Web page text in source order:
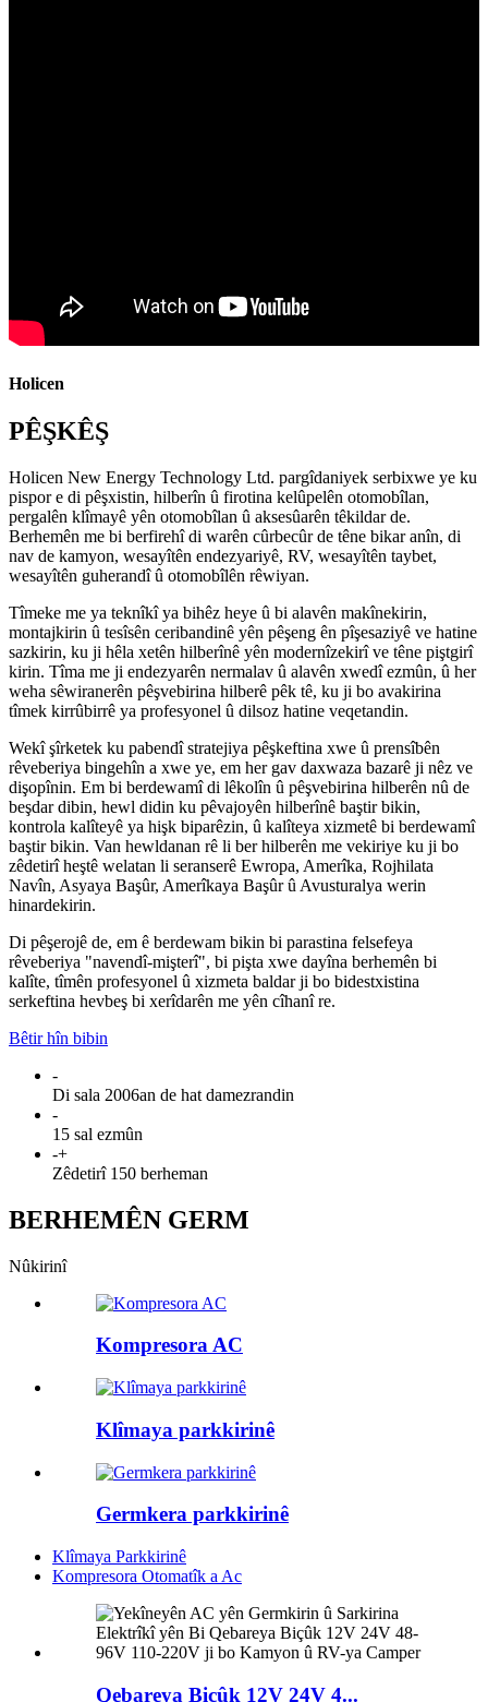
Holicen
PÊŞKÊŞ
Holicen New Energy Technology Ltd. pargîdaniyek serbixwe ye ku
pispor e di pêşxistin, hilberîn û firotina kelûpelên otomobîlan,
pergalên klîmayê yên otomobîlan û aksesûarên têkildar de.
Berhemên me bi berfirehî di warên cûrbecûr de têne bikar anîn, di
nav de kamyon, wesayîtên endezyariyê, RV, wesayîtên taybet,
wesayîtên guherandî û otomobîlên rêwiyan.
Tîmeke me ya teknîkî ya bihêz heye û bi alavên makînekirin,
montajkirin û tesîsên ceribandinê yên pêşeng ên pîşesaziyê ve hatine
sazkirin, ku ji hêla xetên hilberînê yên modernîzekirî ve têne piştgirî
kirin. Tîma me ji endezyarên nermalav û alavên xwedî ezmûn, û her
weha sêwiranerên pêşvebirina hilberê pêk tê, ku ji bo avakirina
tîmek kirrûbirrê ya profesyonel û dilsoz hatine veqetandin.
Wekî şîrketek ku pabendî stratejiya pêşkeftina xwe û prensîbên
rêveberiya bingehîn a xwe ye, em her gav daxwaza bazarê ji nêz ve
dişopînin. Em bi berdewamî di lêkolîn û pêşvebirina hilberên nû de
beşdar dibin, hewl didin ku pêvajoyên hilberînê baştir bikin,
kontrola kalîteyê ya hişk biparêzin, û kalîteya xizmetê bi berdewamî
baştir bikin. Van hewldanan rê li ber hilberên me vekiriye ku ji bo
zêdetirî heştê welatan li seranserê Ewropa, Amerîka, Rojhilata
Navîn, Asyaya Başûr, Amerîkaya Başûr û Avusturalya werin
hinardekirin.
Di pêşerojê de, em ê berdewam bikin bi parastina felsefeya
rêveberiya "navendî-mişterî", bi pişta xwe dayîna berhemên bi
kalîte, tîmên profesyonel û xizmeta baldar ji bo bidestxistina
serkeftina hevbeş bi xerîdarên me yên cîhanî re.
Bêtir hîn bibin
-
Di sala 2006an de hat damezrandin
-
15 sal ezmûn
-+
Zêdetirî 150 berheman
BERHEMÊN GERM
Nûkirinî
Kompresora AC
Klîmaya parkkirinê
Germkera parkkirinê
Klîmaya Parkkirinê
Kompresora Otomatîk a Ac
Qebareya Biçûk 12V 24V 4...